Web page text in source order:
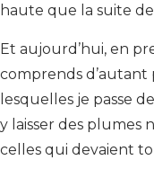
haute que la suite
Et aujourd’hui, en
comprends d’autant
lesquelles je passe
y laisser des plumes
celles qui devaient